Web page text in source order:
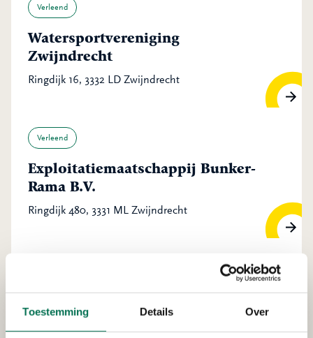
Toestemming Details Over
Verleend
Watersportvereniging
Zwijndrecht
Ringdijk 16, 3332 LD Zwijndrecht
Verleend
Exploitatiemaatschappij Bunker-
Rama B.V.
Ringdijk 480, 3331 ML Zwijndrecht
Smeermiddelen Industrie De
Oliebron B.V.